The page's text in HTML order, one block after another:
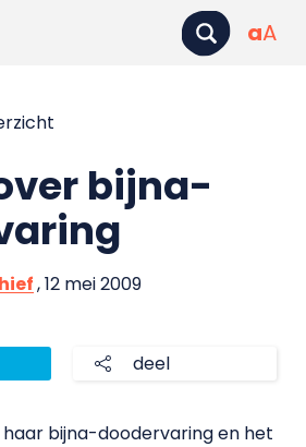
aA
bijna-
, 12 mei 2009
deel
bijna-doodervaring en het